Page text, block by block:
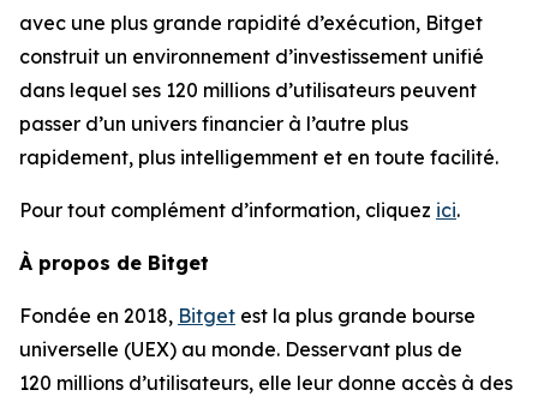
avec une plus grande rapidité d’exécution, Bitget
construit un environnement d’investissement unifié
dans lequel ses 120 millions d’utilisateurs peuvent
passer d’un univers financier à l’autre plus
rapidement, plus intelligemment et en toute facilité.
Pour tout complément d’information, cliquez ici.
À propos de Bitget
Fondée en 2018, Bitget est la plus grande bourse
universelle (UEX) au monde. Desservant plus de
120 millions d’utilisateurs, elle leur donne accès à des